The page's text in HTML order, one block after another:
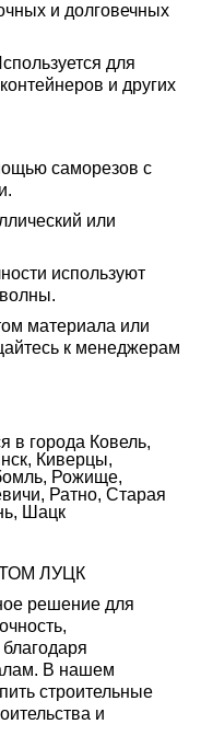
и долговечных
для
и других
саморезов с
или
используют
материала или
к менеджерам
в города Ковель,
Киверцы,
Рожище,
Ратно, Старая
Шацк
ЛУЦК
решение для
В нашем
строительные
и